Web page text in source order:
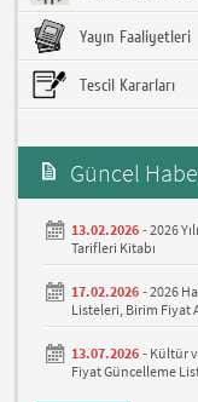
Yayın Faaliyetleri
Tescil Kararları
Güncel
13.02.2026 -2026
Tarifleri Kitabı
17.02.2026 -2026
Listeleri, Birim Fiyat
13.07.2026 - Kültür
Fiyat Güncelleme